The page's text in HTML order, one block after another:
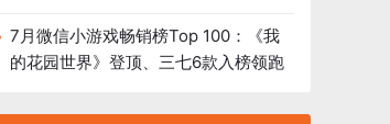
7月微信小游戏畅销榜Top 100：《我
的花园世界》登顶、三七6款入榜领跑